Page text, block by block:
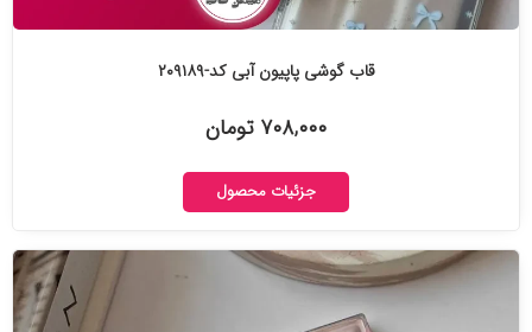
قاب گوشی پاپیون آبی کد-۲۰۹۱۸۹
۷۰۸,۰۰۰ تومان
جزئیات محصول